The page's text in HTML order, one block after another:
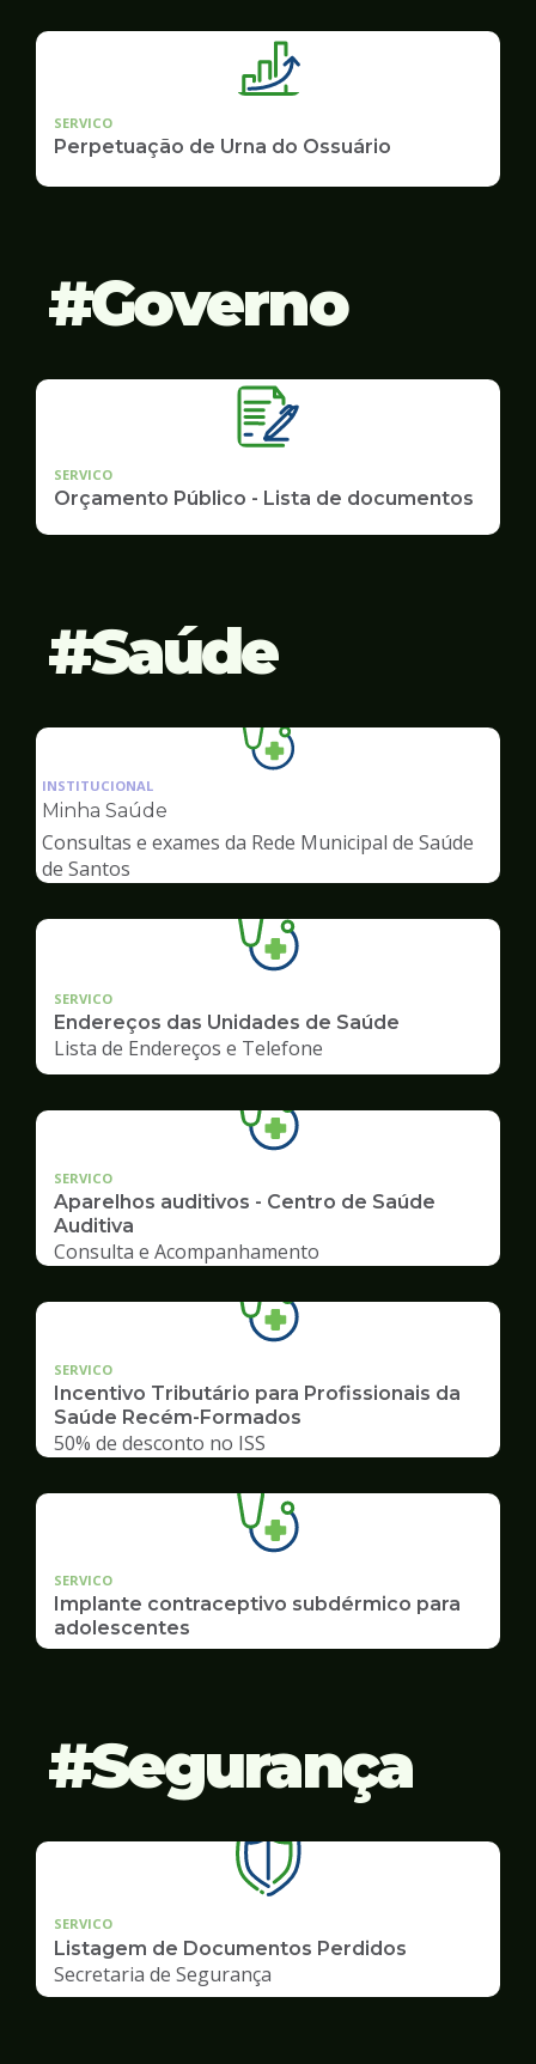
SERVICO
Perpetuação de Urna do Ossuário
Governo
SERVICO
Orçamento Público - Lista de documentos
Saúde
Ilustração
da
de
Saúde
INSTITUCIONAL
Minha Saúde
Consultas e exames da Rede Municipal de Saúde
de Santos
SERVICO
Endereços das Unidades de Saúde
Lista de Endereços e Telefone
SERVICO
Aparelhos auditivos - Centro de Saúde
Auditiva
Consulta e Acompanhamento
SERVICO
Incentivo Tributário para Profissionais da
Saúde Recém-Formados
50% de desconto no ISS
SERVICO
Implante contraceptivo subdérmico para
adolescentes
Segurança
SERVICO
Listagem de Documentos Perdidos
Secretaria de Segurança